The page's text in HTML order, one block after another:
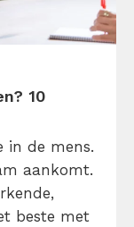
10
in de mens.
aankomt.
beste met